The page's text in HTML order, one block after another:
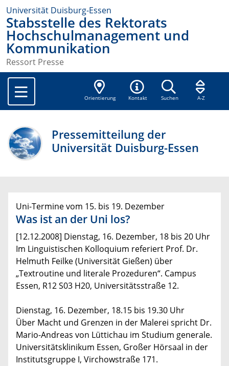
Universität Duisburg-Essen
Stabsstelle des Rektorats
Hochschulmanagement und
Kommunikation
Ressort Presse
Orientierung Kontakt Suchen A-Z
Pressemitteilung der
Universität Duisburg-Essen
Uni-Termine vom 15. bis 19. Dezember
Was ist an der Uni los?
[12.12.2008] Dienstag, 16. Dezember, 18 bis 20 Uhr
Im Linguistischen Kolloquium referiert Prof. Dr.
Helmuth Feilke (Universität Gießen) über
„Textroutine und literale Prozeduren“. Campus
Essen, R12 S03 H20, Universitätsstraße 12.
Dienstag, 16. Dezember, 18.15 bis 19.30 Uhr
Über Macht und Grenzen in der Malerei spricht Dr.
Mario-Andreas von Lüttichau im Studium generale.
Universitätsklinikum Essen, Großer Hörsaal in der
Institutsgruppe I, Virchowstraße 171.